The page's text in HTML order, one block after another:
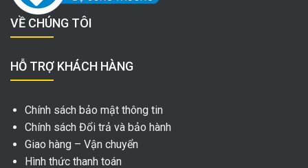
VỀ CHÚNG TÔI
HỖ TRỢ KHÁCH HÀNG
Chính sách bảo mật thông tin
Chính sách Đổi trả và bảo hành
Giao hàng – Vận chuyển
Hình thức thanh toán